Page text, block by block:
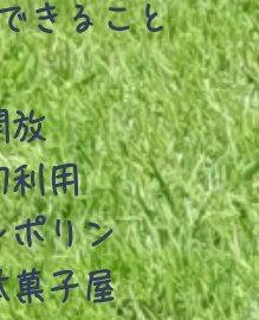
きること
放
利用
ポリン
菓子屋